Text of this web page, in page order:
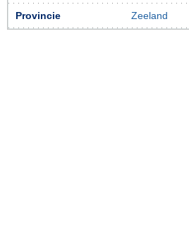
Provincie Zeeland